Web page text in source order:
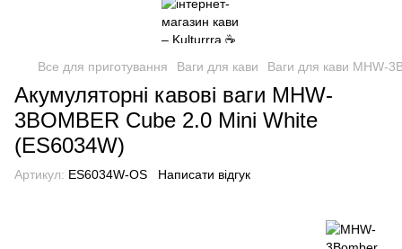
Все для приготування Ваги для кави Ваги для кави MHW-
Акумуляторні кавові ваги MHW-
3BOMBER Cube 2.0 Mini White
(ES6034W)
Артикул: ES6034W-OS Написати відгук